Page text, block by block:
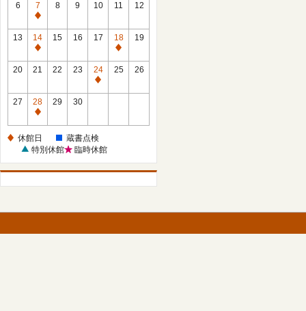
6
7
休
館
日
8 9 10 11 12
13
14
休
館
15 16 17
18
休
館
19
20 21 22 23
24
休
25 26
27
28
休
日
29 30
休館日
蔵書点検
特別休館
臨時休館